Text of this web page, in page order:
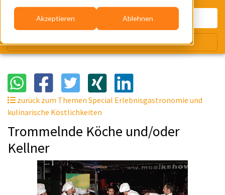
Akzeptieren Ablehnen
zurück zum Themen Special Erlebnisgastronomie und
kulinarische Köstlichkeiten
Trommelnde Köche und/oder
Kellner
Wir suchen für Dich